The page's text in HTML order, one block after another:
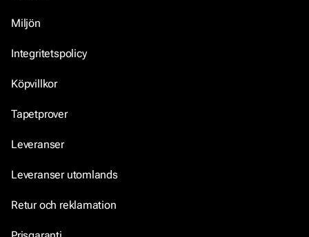
Miljön
Integritetspolicy
Köpvillkor
Tapetprover
Leveranser
Leveranser utomlands
Retur och reklamation